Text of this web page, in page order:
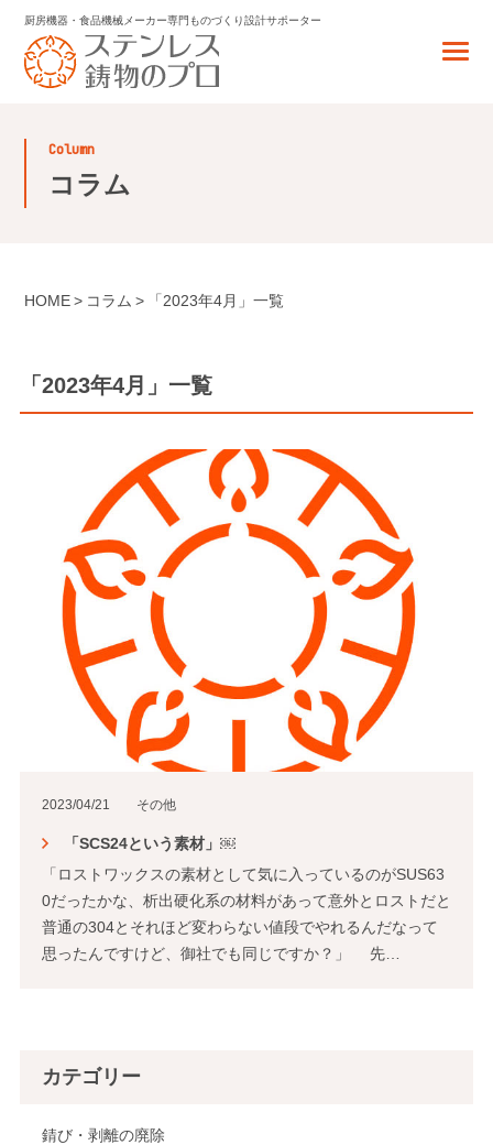
厨房機器・食品機械メーカー専門 ものづくり設計サポーター
column
コラム
HOME コラム 「2023年4月」一覧
「2023年4月」一覧
2023/04/21 その他
「SCS24という素材」￼
「ロストワックスの素材として気に入っているのがSUS63
0だったかな、析出硬化系の材料があって意外とロストだと
普通の304とそれほど変わらない値段でやれるんだなって
思ったんですけど、御社でも同じですか？」 先…
カテゴリー
錆び・剥離の廃除